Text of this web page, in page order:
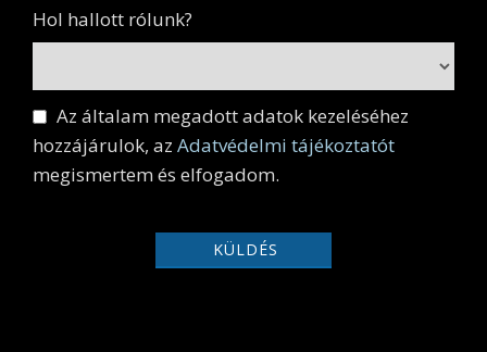
Hol hallott rólunk?
Az általam megadott adatok kezeléséhez
hozzájárulok, azAdatvédelmi tájékoztatót
megismertem és elfogadom.
KÜLDÉS